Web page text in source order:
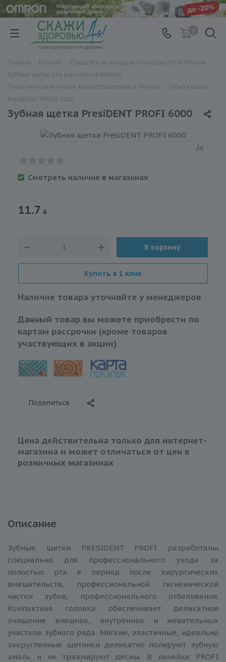
Зубная щетка PresiDENT PROFI 6000
Смотреть наличие в магазинах
11.7
В корзину
Купить в 1 клик
Наличие товара уточняйте у менеджеров
Данный товар вы можете приобрести по
картам рассрочки (кроме товаров
участвующих в акции)
Поделиться
Цена действительна только для интернет-
магазина и может отличаться от цен в
розничных магазинах
Описание
Зубные щетки PRESIDENT PROFI разработаны
специально для профессионального ухода за
полостью рта в период после хирургических
вмешательств, профессиональной гигиенической
чистки зубов, профессионального отбеливания.
Компактная головка обеспечивает деликатное
очищение внешних, внутренних и жевательных
участков зубного ряда. Мягкие, эластичные, идеально
закругленные щетинки деликатно полируют зубную
эмаль и не травмируют десны. В линейке PROFI